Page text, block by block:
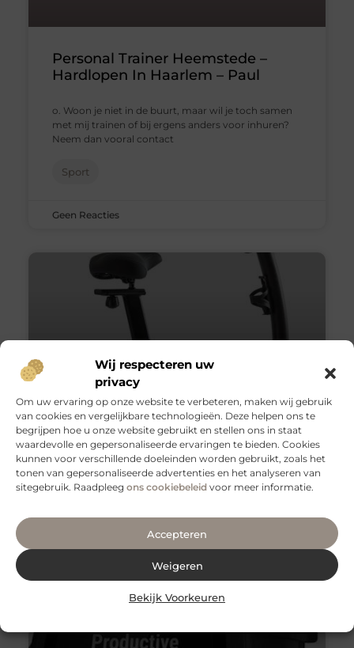
Wij respecteren uw
privacy
Om uw ervaring op onze website te verbeteren, maken wij gebruik
van cookies en vergelijkbare technologieën. Deze helpen ons te
begrijpen hoe u onze website gebruikt en stellen ons in staat
waardevolle en gepersonaliseerde ervaringen te bieden. Cookies
kunnen voor verschillende doeleinden worden gebruikt, zoals het
tonen van gepersonaliseerde advertenties en het analyseren van
sitegebruik. Raadpleeg ons cookiebeleid voor meer informatie.
Accepteren
Weigeren
Bekijk Voorkeuren
Personal Trainer Heemstede –
Hardlopen In Haarlem – Paul
o. Woon je niet in de buurt, maar wil je toch samen
met mij trainen of bij ergens anders voor inhuren?
Neem dan vooral contact
Sport
Geen Reacties
Een hometrainer kopen kan snel
en gemakkelijk
Denkt u wellicht dat een hometrainer kopen een